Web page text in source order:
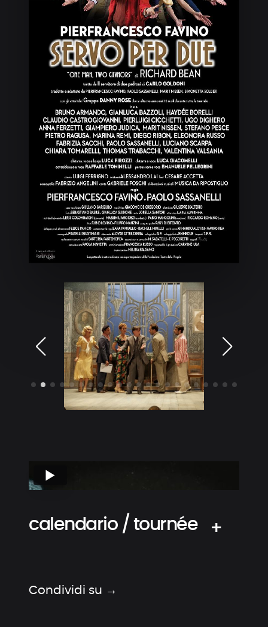
calendario / tournée
Condividi su →